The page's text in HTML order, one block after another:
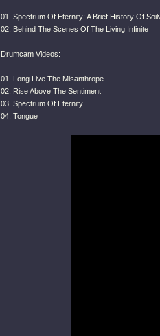
01. Spectrum Of Eternity: A Brief History Of
02. Behind The Scenes Of The Living Infinite
Drumcam Videos:
01. Long Live The Misanthrope
02. Rise Above The Sentiment
03. Spectrum Of Eternity
04. Tongue